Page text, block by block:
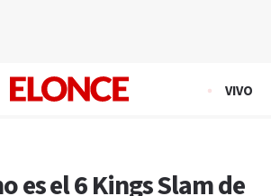
VIVO
es el 6 Kings Slam de